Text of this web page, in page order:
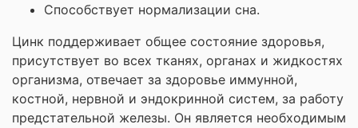
Способствует нормализации сна.
Цинк поддерживает общее состояние здоровья,
присутствует во всех тканях, органах и жидкостях
организма, отвечает за здоровье иммунной,
костной, нервной и эндокринной систем, за работу
предстательной железы. Он является необходимым